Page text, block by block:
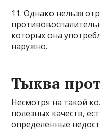
11. Однако нельзя
которых она
наружно.
Тыква
Несмотря на такой
полезных качеств,
определенные